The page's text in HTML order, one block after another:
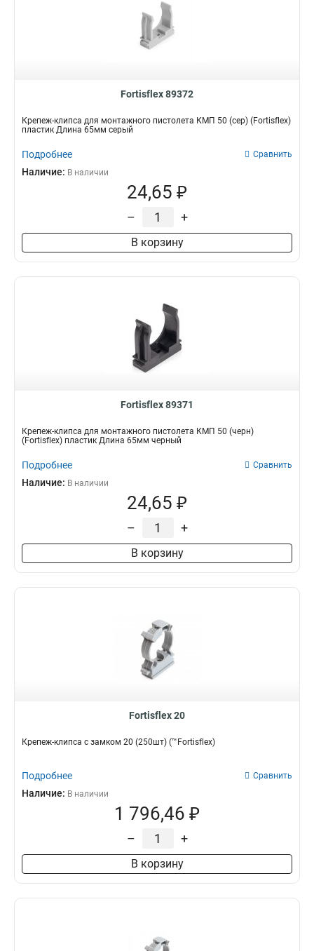
Fortisflex 89372
Крепеж-клипса для монтажного пистолета КМП 50 (сер) (Fortisflex)
пластик Длина 65мм серый
Подробнее Сравнить
Наличие: В наличии
24,65 ₽
– +
В корзину
Fortisflex 89371
Крепеж-клипса для монтажного пистолета КМП 50 (черн)
(Fortisflex) пластик Длина 65мм черный
Подробнее Сравнить
Наличие: В наличии
24,65 ₽
– +
В корзину
Fortisflex 20
Крепеж-клипса с замком 20 (250шт) (™Fortisflex)
Подробнее Сравнить
Наличие: В наличии
1 796,46 ₽
– +
В корзину